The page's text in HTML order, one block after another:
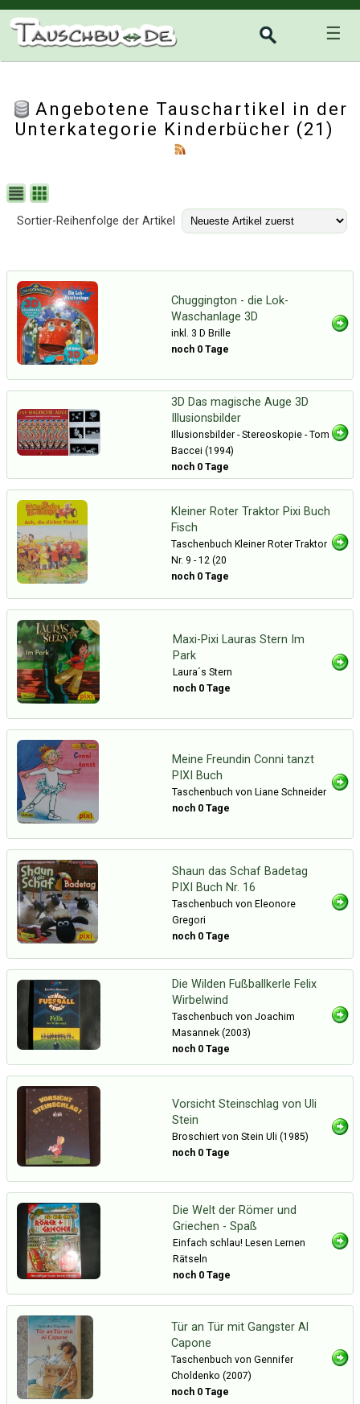
☰
Angebotene Tauschartikel in der
Unterkategorie Kinderbücher (21)
Sortier-Reihenfolge der Artikel
Chuggington - die Lok-
Waschanlage 3D
inkl. 3 D Brille
noch 0 Tage
3D Das magische Auge 3D
Illusionsbilder
Illusionsbilder - Stereoskopie - Tom
Baccei (1994)
noch 0 Tage
Kleiner Roter Traktor Pixi Buch
Fisch
Taschenbuch Kleiner Roter Traktor
Nr. 9 - 12 (20
noch 0 Tage
Maxi-Pixi Lauras Stern Im
Park
Laura´s Stern
noch 0 Tage
Meine Freundin Conni tanzt
PIXI Buch
Taschenbuch von Liane Schneider
noch 0 Tage
Shaun das Schaf Badetag
PIXI Buch Nr. 16
Taschenbuch von Eleonore
Gregori
noch 0 Tage
Die Wilden Fußballkerle Felix
Wirbelwind
Taschenbuch von Joachim
Masannek (2003)
noch 0 Tage
Vorsicht Steinschlag von Uli
Stein
Broschiert von Stein Uli (1985)
noch 0 Tage
Die Welt der Römer und
Griechen - Spaß
Einfach schlau! Lesen Lernen
Rätseln
noch 0 Tage
Tür an Tür mit Gangster Al
Capone
Taschenbuch von Gennifer
Choldenko (2007)
noch 0 Tage